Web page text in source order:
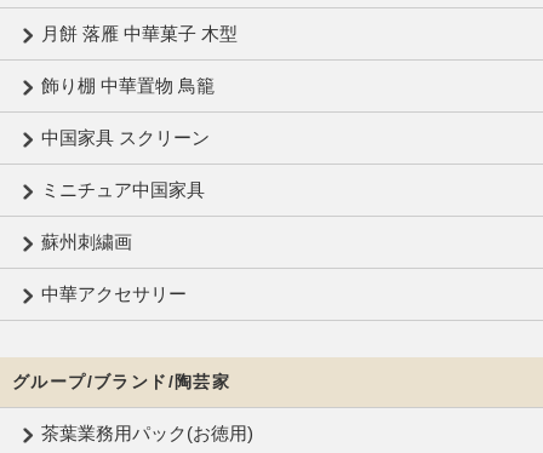
月餅 落雁 中華菓子 木型
飾り棚 中華置物 鳥籠
中国家具 スクリーン
ミニチュア中国家具
蘇州刺繍画
中華アクセサリー
グループ/ブランド/陶芸家
茶葉業務用パック(お徳用)